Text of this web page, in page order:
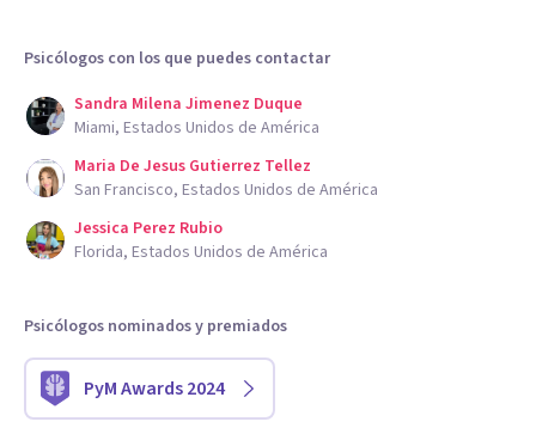
Psicólogos con los que puedes contactar
Sandra Milena Jimenez Duque
Miami, Estados Unidos de América
Maria De Jesus Gutierrez Tellez
San Francisco, Estados Unidos de América
Jessica Perez Rubio
Florida, Estados Unidos de América
Psicólogos nominados y premiados
PyM Awards 2024